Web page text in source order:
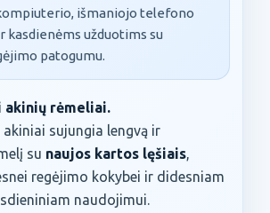
išmaniojo telefono
kasdienėms užduotims su
patogumu.
akinių rėmeliai.
akiniai sujungia lengvą ir
su naujos kartos lęšiais,
regėjimo kokybei ir didesniam
naudojimui.